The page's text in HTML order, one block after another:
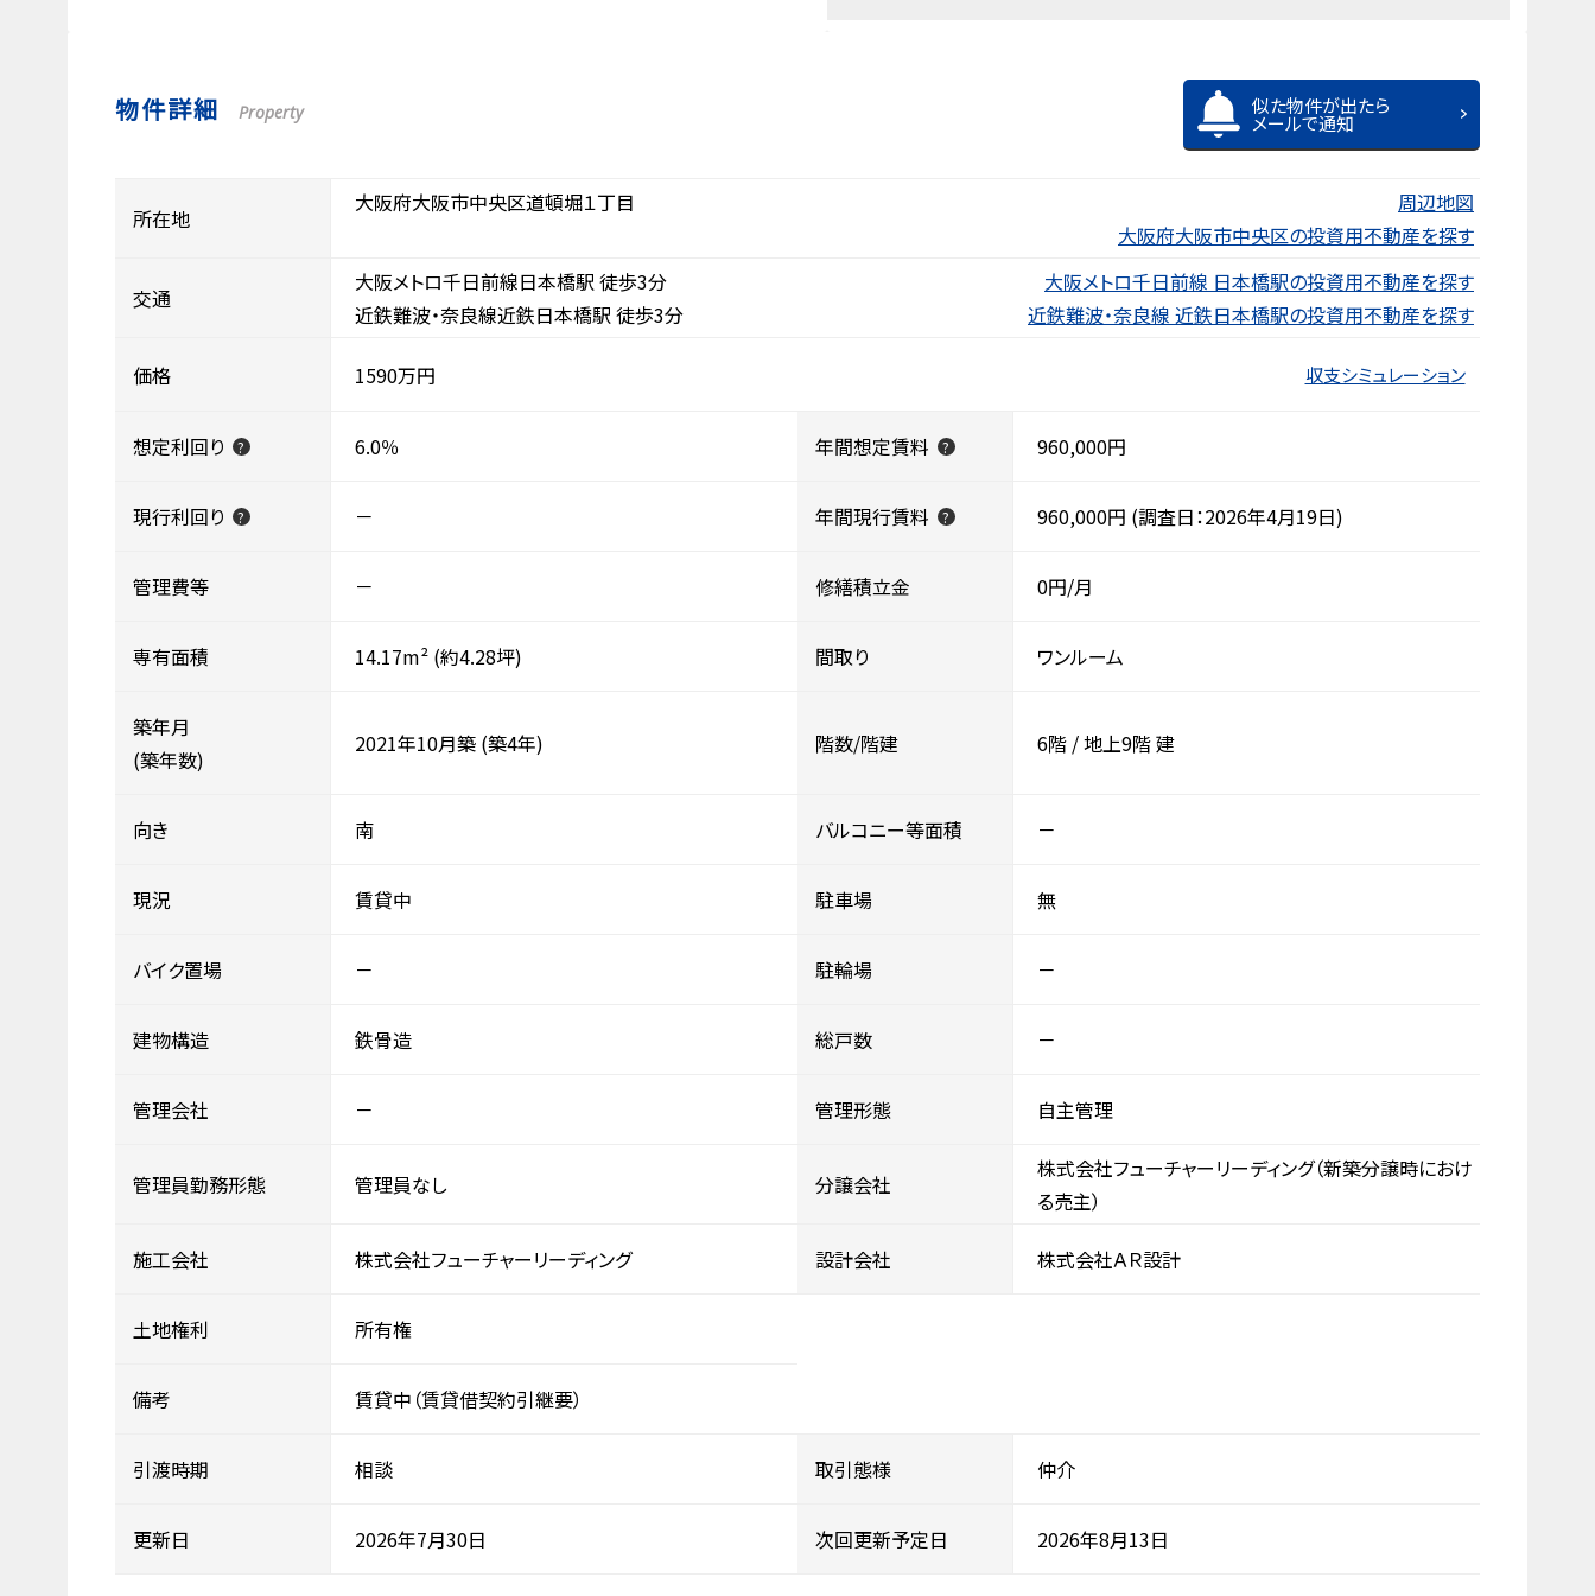
物件詳細 Property 似た物件が出たら
メールで通知
所在地
大阪府大阪市中央区道頓堀１丁目
周辺地図
大阪府大阪市中央区の投資用不動産を探す
交通
大阪メトロ千日前線日本橋駅 徒歩3分
大阪メトロ千日前線 日本橋駅の投資用不動産を探す
近鉄難波・奈良線近鉄日本橋駅 徒歩3分
近鉄難波・奈良線 近鉄日本橋駅の投資用不動産を探す
価格 1590万円 収支シミュレーション
想定利回り ? 6.0％ 年間想定賃料 ? 960,000円
現行利回り ? － 年間現行賃料 ? 960,000円 (調査日：2026年4月19日)
管理費等 － 修繕積立金 0円/月
専有面積 14.17m² (約4.28坪) 間取り ワンルーム
築年月
(築年数)
2021年10月築 (築4年) 階数/階建 6階 /地上9階建
向き 南 バルコニー等面積 －
現況 賃貸中 駐車場 無
バイク置場 － 駐輪場 －
建物構造 鉄骨造 総戸数 －
管理会社 － 管理形態 自主管理
管理員勤務形態 管理員なし 分譲会社
株式会社フューチャーリーディング（新築分譲時におけ
る売主）
施工会社 株式会社フューチャーリーディング 設計会社 株式会社ＡＲ設計
土地権利 所有権
備考 賃貸中（賃貸借契約引継要）
引渡時期 相談 取引態様 仲介
更新日 2026年7月30日 次回更新予定日 2026年8月13日